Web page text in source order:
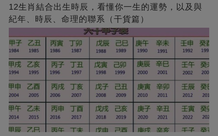
12生肖結合出生時辰，看懂你一生的運勢，以及與
紀年、時辰、命理的聯系（干貨篇）